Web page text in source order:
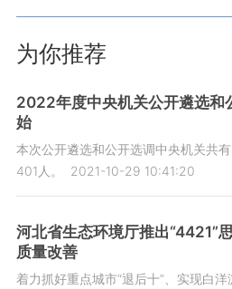
为你推荐
2022年度中央机关公开遴选和
始
本次公开遴选和公开选调中央机关共
401人。
2021-10-29 10:41:20
河北省生态环境厅推出“4421”
质量改善
着力抓好重点城市“退后十”、实现白